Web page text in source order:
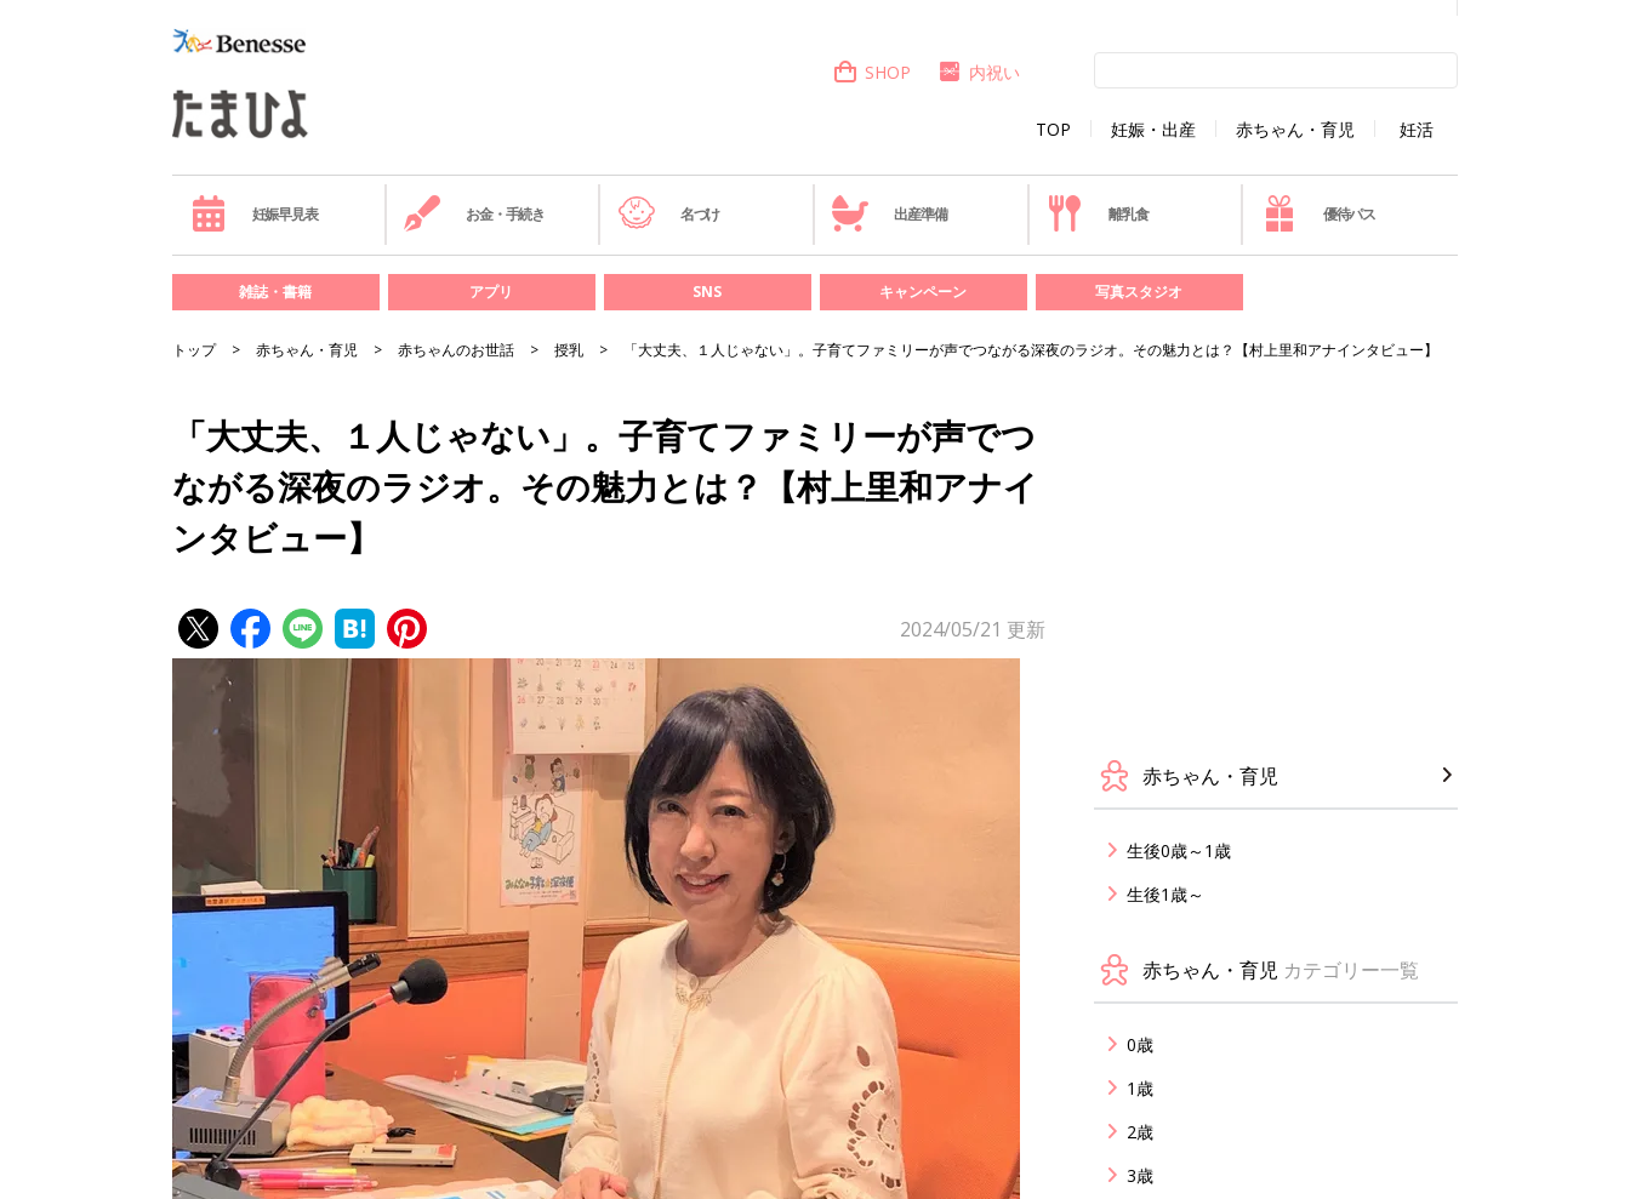
TOP 妊娠・出産 赤ちゃん・育児 妊活
SHOP 内祝い
妊娠早見表 お金・手続き 名づけ 出産準備 離乳食 優待パス
雑誌・書籍 アプリ SNS キャンペーン 写真スタジオ
トップ 赤ちゃん・育児 赤ちゃんのお世話 授乳 「大丈夫、１人じゃない」。子育てファミリーが声でつながる深夜のラジオ。その魅力とは？【村上里和アナインタビュー】
「大丈夫、１人じゃない」。子育てファミリーが声でつ
ながる深夜のラジオ。その魅力とは？【村上里和アナイ
ンタビュー】
2024/05/21 更新
赤ちゃん・育児
生後0歳～1歳
生後1歳～
赤ちゃん・育児 カテゴリー一覧
0歳
1歳
2歳
3歳